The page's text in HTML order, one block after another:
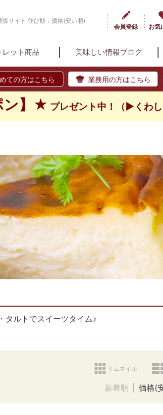
サイト 並び順：価格(安い順)
会員登録
お気
レット商品 美味しい情報ブログ
ての方はこちら 業務用の方はこちら
ン】★ プレゼント中！（▶くわし
ルトでスイーツタイム♪
サムネイル
新着順 価格(